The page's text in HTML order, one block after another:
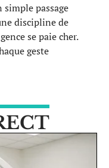
passage
discipline de
se paie cher.
geste